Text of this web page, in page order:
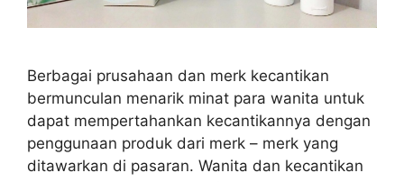
Berbagai prusahaan dan merk kecantikan
bermunculan menarik minat para wanita untuk
dapat mempertahankan kecantikannya dengan
penggunaan produk dari merk – merk yang
ditawarkan di pasaran. Wanita dan kecantikan